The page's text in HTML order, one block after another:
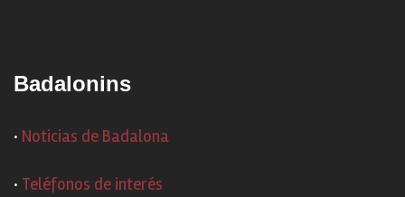
Badalonins
· Noticias de Badalona
· Teléfonos de interés